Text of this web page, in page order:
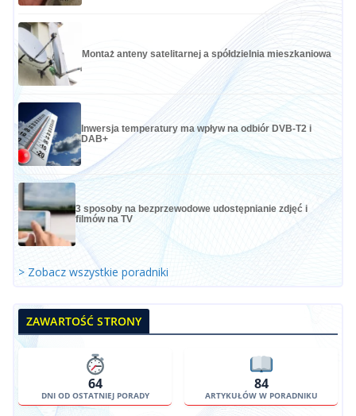
Montaż anteny satelitarnej a spółdzielnia mieszkaniowa
Inwersja temperatury ma wpływ na odbiór DVB-T2 i
DAB+
3 sposoby na bezprzewodowe udostępnianie zdjęć i
filmów na TV
> Zobacz wszystkie poradniki
ZAWARTOŚĆ STRONY
64
DNI OD OSTATNIEJ PORADY
84
ARTYKUŁÓW W PORADNIKU